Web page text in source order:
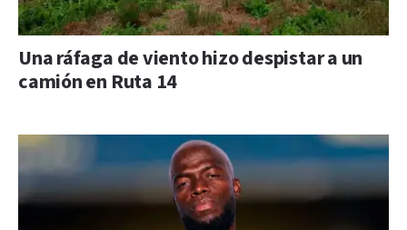
Una ráfaga de viento hizo despistar a un
camión en Ruta 14